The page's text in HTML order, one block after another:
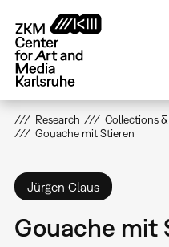
main
content
Research Collections
Gouache mit Stieren
Jürgen Claus
Gouache mit